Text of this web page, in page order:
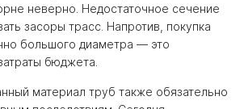
неверно. Недостаточное сечение
засоры трасс. Напротив, покупка
большого диаметра — это
бюджета.
материал труб также обязательно